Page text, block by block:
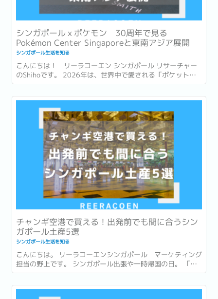
シンガポールｘポケモン 30周年で見る
Pokémon Center Singaporeと東南アジア展開
シンガポール生活を知る
こんにちは！ リーラコーエン シンガポール リサーチャー
のShihoです。 2026年は、世界中で愛される「ポケットモ
ンスター (ポケモン)」が誕生して30周年という節目の年で
す。 ゲームやアニメ、カードゲームなど、幅広い世代に親し
まれ、日本を代表するコンテンツの一つとなったポケモ
チャンギ空港で買える！出発前でも間に合うシン
ガポール土産5選
シンガポール生活を知る
こんにちは。 リーラコーエンシンガポール マーケティング
担当の野上です。 シンガポール出張や一時帰国の日。 「最
後まで打合せや商談が入っていて、市内でお土産を買う時間
がなかった…。」 「一時帰国ギリギリまで予定が詰まってい
てお土産が買えなかった…。」 このような経験はありません